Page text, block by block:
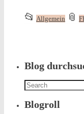
📂 This
in
Allgemein 📎
Blog
Search
for:
Blogroll